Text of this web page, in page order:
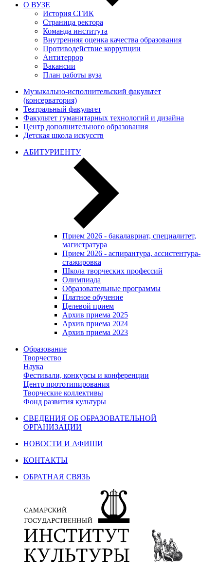
О ВУЗЕ
История СГИК
Страница ректора
Команда института
Внутренняя оценка качества образования
Противодействие коррупции
Антитеррор
Вакансии
План работы вуза
Музыкально-исполнительский факультет
(консерватория)
Театральный факультет
Факультет гуманитарных технологий и дизайна
Центр дополнительного образования
Детская школа искусств
АБИТУРИЕНТУ
Прием 2026 - бакалавриат, специалитет,
магистратура
Прием 2026 - аспирантура, ассистентура-
стажировка
Школа творческих профессий
Олимпиада
Образовательные программы
Платное обучение
Целевой прием
Архив приема 2025
Архив приема 2024
Архив приема 2023
Образование
Творчество
Наука
Фестивали, конкурсы и конференции
Центр прототипирования
Творческие коллективы
Фонд развития культуры
СВЕДЕНИЯ ОБ ОБРАЗОВАТЕЛЬНОЙ
ОРГАНИЗАЦИИ
НОВОСТИ И АФИШИ
КОНТАКТЫ
ОБРАТНАЯ СВЯЗЬ